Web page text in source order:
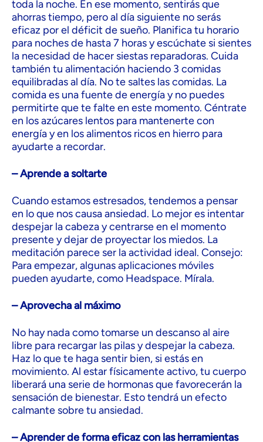
toda la noche. En ese momento, sentirás que
ahorras tiempo, pero al día siguiente no serás
eficaz por el déficit de sueño. Planifica tu horario
para noches de hasta 7 horas y escúchate si sientes
la necesidad de hacer siestas reparadoras. Cuida
también tu alimentación haciendo 3 comidas
equilibradas al día. No te saltes las comidas. La
comida es una fuente de energía y no puedes
permitirte que te falte en este momento. Céntrate
en los azúcares lentos para mantenerte con
energía y en los alimentos ricos en hierro para
ayudarte a recordar.
– Aprende a soltarte
Cuando estamos estresados, tendemos a pensar
en lo que nos causa ansiedad. Lo mejor es intentar
despejar la cabeza y centrarse en el momento
presente y dejar de proyectar los miedos. La
meditación parece ser la actividad ideal. Consejo:
Para empezar, algunas aplicaciones móviles
pueden ayudarte, como Headspace. Mírala.
– Aprovecha al máximo
No hay nada como tomarse un descanso al aire
libre para recargar las pilas y despejar la cabeza.
Haz lo que te haga sentir bien, si estás en
movimiento. Al estar físicamente activo, tu cuerpo
liberará una serie de hormonas que favorecerán la
sensación de bienestar. Esto tendrá un efecto
calmante sobre tu ansiedad.
– Aprender de forma eficaz con las herramientas